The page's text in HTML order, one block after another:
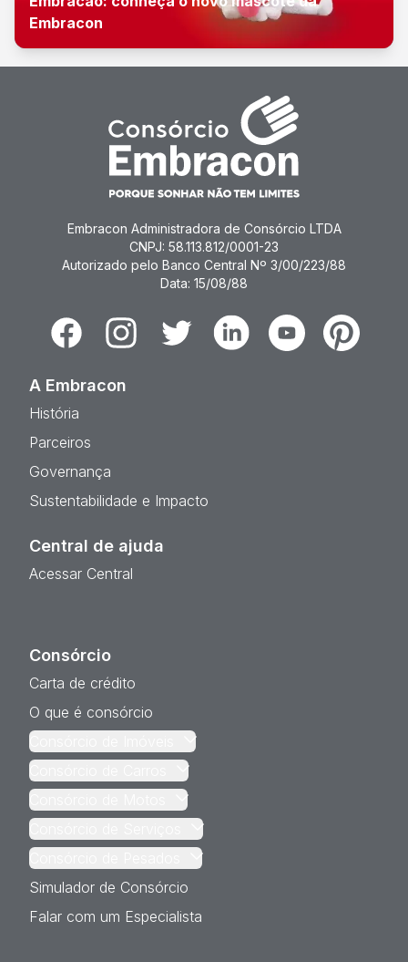
Embracon
Embracon Administradora de Consórcio LTDA
CNPJ: 58.113.812/0001-23
Autorizado pelo Banco Central Nº 3/00/223/88
Data: 15/08/88
FacebookInstagramTwitter LinkedinYoutubePinterest
A Embracon
História
Parceiros
Governança
Sustentabilidade e Impacto
Central de ajuda
Acessar Central
Consórcio
Carta de crédito
O que é consórcio
Simulador de Consórcio
Falar com um Especialista